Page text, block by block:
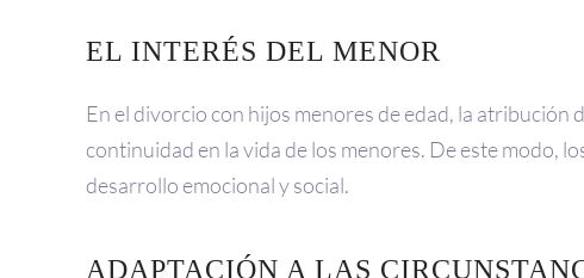
EL INTERÉS DEL MENOR
En el divorcio con hijos menores de edad, la
continuidad en la vida de los menores. De este modo,
desarrollo emocional y social.
ADAPTACIÓN A LAS